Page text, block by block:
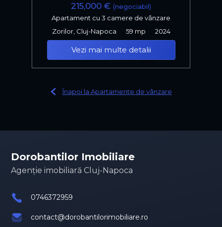
215,000 € (negociabil)
Apartament cu 3 camere de vânzare
Zorilor, Cluj-Napoca
59 mp 2024
Vezi mai multe detalii
Înapoi la Apartamente de vânzare
Dorobantilor Imobiliare
Agenție imobiliară Cluj-Napoca
0746372959
contact@dorobantilorimobiliare.ro